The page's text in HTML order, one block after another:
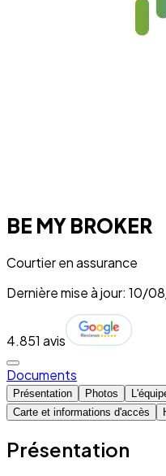
BE MY BROKER
Courtier en assurance
Dernière mise à jour: 10/
4.851 avis
Documents
Présentation Photos
Carte et informations d'accès
Présentation